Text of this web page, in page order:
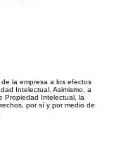
la empresa a los efectos
Intelectual. Asimismo, a
Propiedad Intelectual, la
por sí y por medio de